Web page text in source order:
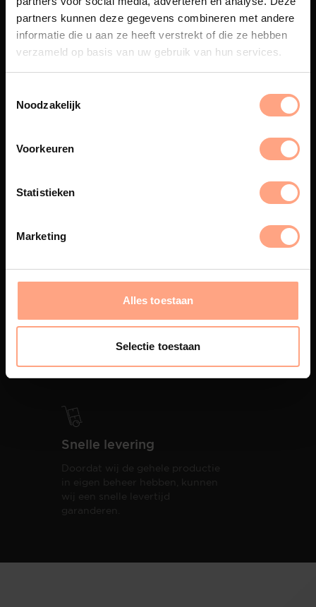
partners kunnen deze gegevens combineren met andere
informatie die u aan ze heeft verstrekt of die ze hebben
verzameld op basis van uw gebruik van hun services.
Noodzakelijk
Voorkeuren
Statistieken
Marketing
Alles toestaan
Selectie toestaan
Maatwerk
Een exclusieve handgemaakte
beleving, waar Nederlands
Spuiterij
eigen spuiterij afgewerkt met
Interieur inrichting
oplevering,met als resultaat een
totale woonbeleving.
Snelle levering
Doordat wij de gehele productie
in eigen beheer hebben, kunnen
wij een snelle levertijd
garanderen.